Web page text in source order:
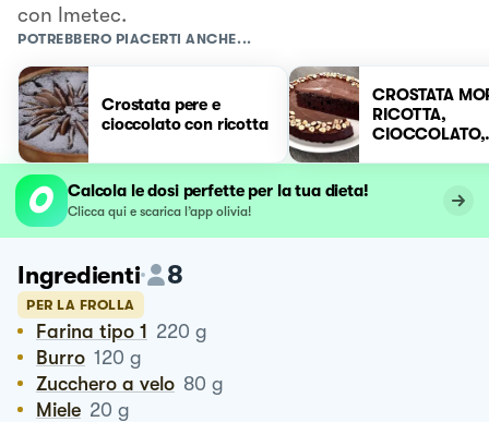
con Imetec.
POTREBBERO PIACERTI ANCHE...
Crostata pere e
cioccolato con ricotta
CROSTATA
RICOTTA,
CIOCCOLATO,
Calcola le dosi perfette per la tua dieta!
Clicca qui e scarica l’app olivia!
Ingredienti 8
PER LA FROLLA
Farina tipo 1 220 g
Burro 120 g
Zucchero a velo 80 g
Miele 20 g